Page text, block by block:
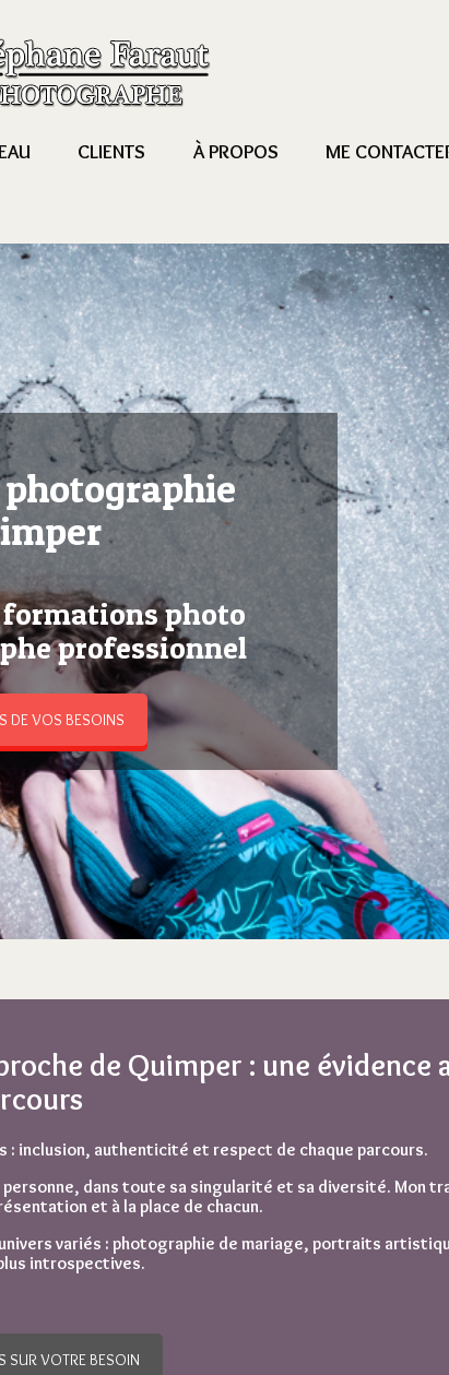
CLIENTS À PROPOS ME
formations photo
professionnel
DE VOS BESOINS
de Quimper : une évidence
inclusion, authenticité et respect de chaque parcours.
dans toute sa singularité et sa diversité. Mon
et à la place de chacun.
variés : photographie de mariage, portraits
introspectives.
SUR VOTRE BESOIN